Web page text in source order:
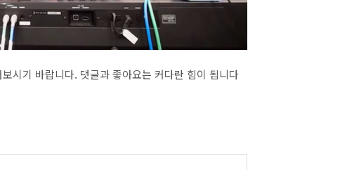
시기 바랍니다. 댓글과 좋아요는 커다란 힘이 됩니다